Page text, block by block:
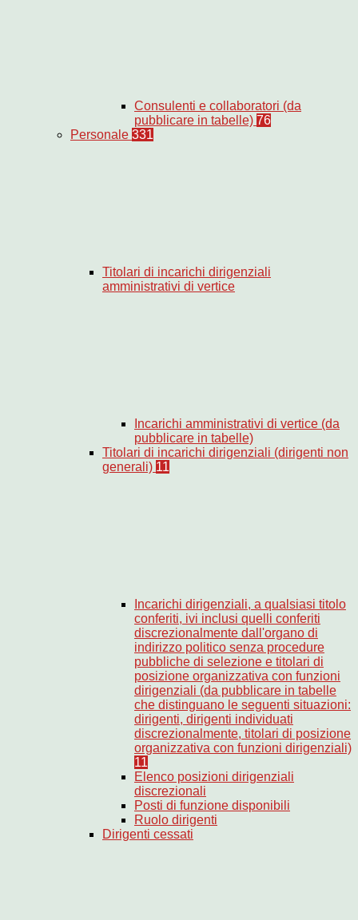
Consulenti e collaboratori (da
pubblicare in tabelle) 76
Personale 331
Titolari di incarichi dirigenziali
amministrativi di vertice
Incarichi amministrativi di vertice (da
pubblicare in tabelle)
Titolari di incarichi dirigenziali (dirigenti non
generali) 11
Incarichi dirigenziali, a qualsiasi titolo
conferiti, ivi inclusi quelli conferiti
discrezionalmente dall'organo di
indirizzo politico senza procedure
pubbliche di selezione e titolari di
posizione organizzativa con funzioni
dirigenziali (da pubblicare in tabelle
che distinguano le seguenti situazioni:
dirigenti, dirigenti individuati
discrezionalmente, titolari di posizione
organizzativa con funzioni dirigenziali)
11
Elenco posizioni dirigenziali
discrezionali
Posti di funzione disponibili
Ruolo dirigenti
Dirigenti cessati